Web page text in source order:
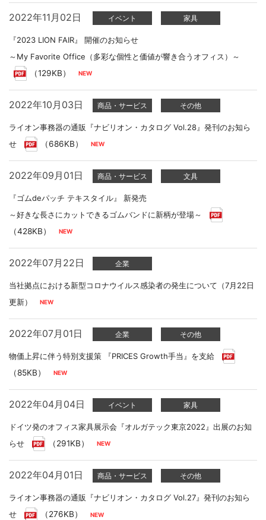
2022年11月02日 イベント 家具
『2023 LION FAIR』 開催のお知らせ
～My Favorite Office（多彩な個性と価値が響き合うオフィス）～
（129KB）
2022年10月03日 商品・サービス その他
ライオン事務器の通販『ナビリオン・カタログ Vol.28』発刊のお知ら
せ
（686KB）
2022年09月01日 商品・サービス 文具
『ゴムdeパッチ テキスタイル』 新発売
～好きな長さにカットできるゴムバンドに新柄が登場～
（428KB）
2022年07月22日 企業
当社拠点における新型コロナウイルス感染者の発生について（7月22日
更新）
2022年07月01日 企業 その他
物価上昇に伴う特別支援策 『PRICES Growth手当』を支給
（85KB）
2022年04月04日 イベント 家具
ドイツ発のオフィス家具展示会『オルガテック東京2022』出展のお知
らせ
（291KB）
2022年04月01日 商品・サービス その他
ライオン事務器の通販『ナビリオン・カタログ Vol.27』発刊のお知ら
せ
（276KB）